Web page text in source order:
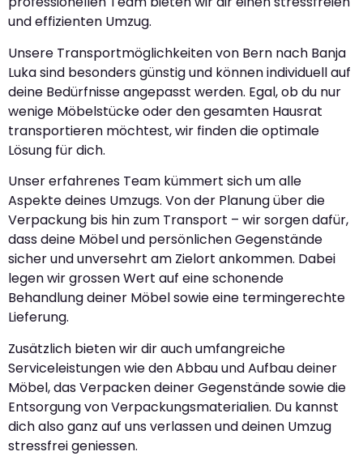
und effizienten Umzug.
Unsere Transportmöglichkeiten von Bern nach Banja
Luka sind besonders günstig und können individuell auf
deine Bedürfnisse angepasst werden. Egal, ob du nur
wenige Möbelstücke oder den gesamten Hausrat
transportieren möchtest, wir finden die optimale
Lösung für dich.
Unser erfahrenes Team kümmert sich um alle
Aspekte deines Umzugs. Von der Planung über die
Verpackung bis hin zum Transport – wir sorgen dafür,
dass deine Möbel und persönlichen Gegenstände
sicher und unversehrt am Zielort ankommen. Dabei
legen wir grossen Wert auf eine schonende
Behandlung deiner Möbel sowie eine termingerechte
Lieferung.
Zusätzlich bieten wir dir auch umfangreiche
Serviceleistungen wie den Abbau und Aufbau deiner
Möbel, das Verpacken deiner Gegenstände sowie die
Entsorgung von Verpackungsmaterialien. Du kannst
dich also ganz auf uns verlassen und deinen Umzug
stressfrei geniessen.